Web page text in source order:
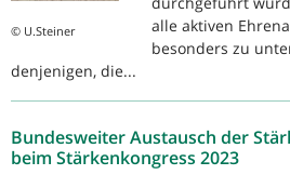
© U.Steiner
alle aktiven
besonders zu
denjenigen, die...
Bundesweiter Austausch der
beim Stärkenkongress 2023